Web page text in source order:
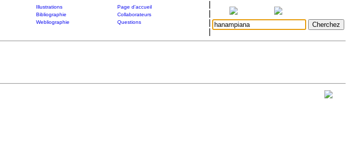
Illustrations
Page d'accueil
Bibliographie
Collaborateurs
Webliographie
Questions